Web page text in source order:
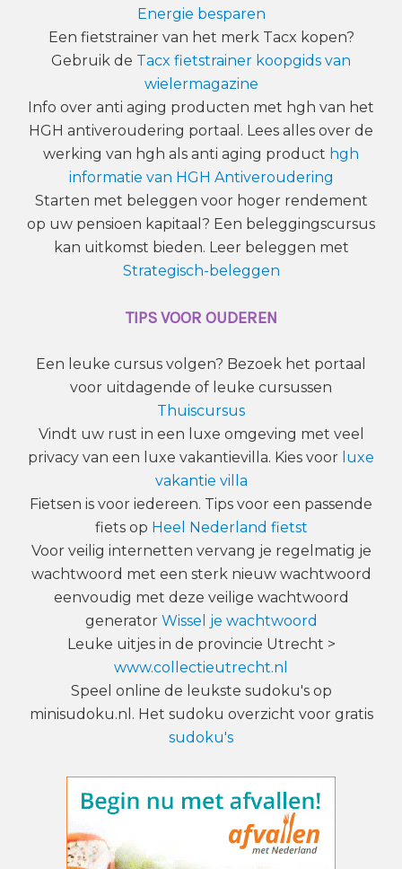
Energie besparen
Een fietstrainer van het merk Tacx kopen?
Gebruik de Tacx fietstrainer koopgids van
wielermagazine
Info over anti aging producten met hgh van het
HGH antiveroudering portaal. Lees alles over de
werking van hgh als anti aging product hgh
informatie van HGH Antiveroudering
Starten met beleggen voor hoger rendement
op uw pensioen kapitaal? Een beleggingscursus
kan uitkomst bieden. Leer beleggen met
Strategisch-beleggen
TIPS VOOR OUDEREN
Een leuke cursus volgen? Bezoek het portaal
voor uitdagende of leuke cursussen
Thuiscursus
Vindt uw rust in een luxe omgeving met veel
privacy van een luxe vakantievilla. Kies voor luxe
vakantie villa
Fietsen is voor iedereen. Tips voor een passende
fiets op Heel Nederland fietst
Voor veilig internetten vervang je regelmatig je
wachtwoord met een sterk nieuw wachtwoord
eenvoudig met deze veilige wachtwoord
generator Wissel je wachtwoord
Leuke uitjes in de provincie Utrecht >
www.collectieutrecht.nl
Speel online de leukste sudoku's op
minisudoku.nl. Het sudoku overzicht voor gratis
sudoku's